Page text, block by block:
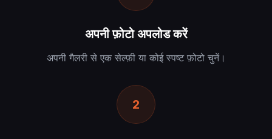
अपनी फ़ोटो अपलोड करें
अपनी गैलरी से एक सेल्फ़ी या कोई स्पष्ट फ़ोटो चुनें।
2